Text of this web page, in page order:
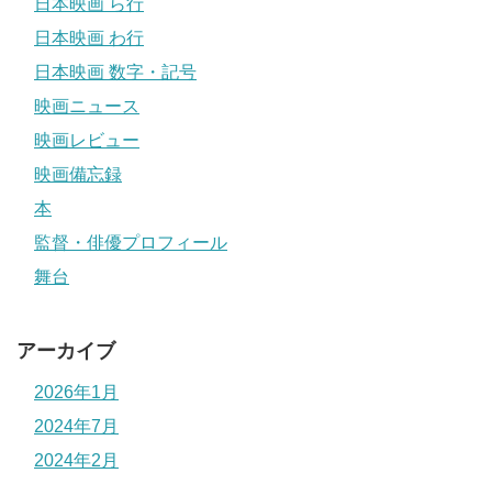
日本映画 ら行
日本映画 わ行
日本映画 数字・記号
映画ニュース
映画レビュー
映画備忘録
本
監督・俳優プロフィール
舞台
アーカイブ
2026年1月
2024年7月
2024年2月